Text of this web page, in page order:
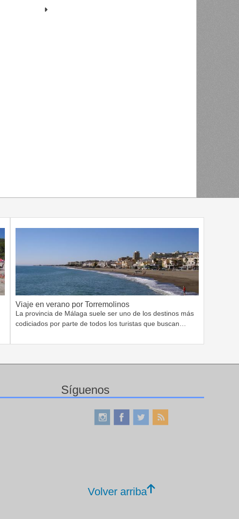
Viaje en verano por Torremolinos
La provincia de Málaga suele ser uno de los destinos más
codiciados por parte de todos los turistas que buscan…
Síguenos
Volver arriba